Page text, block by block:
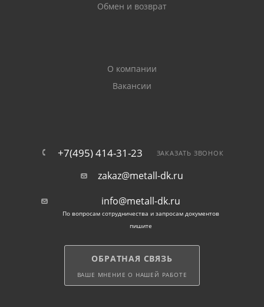
Обмен и возврат
О компании
Вакансии
+7(495) 414-31-23 ЗАКАЗАТЬ ЗВОНОК
zakaz@metall-dk.ru
info@metall-dk.ru
По вопросам сотрудничества и запросам документов
пишите
ОБРАТНАЯ СВЯЗЬ
ВАШЕ МНЕНИЕ О НАШЕЙ РАБОТЕ